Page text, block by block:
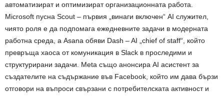
автоматизират и оптимизират организационната работа.
Microsoft пусна Scout – първия „винаги включен“ AI служител,
чиято роля е да подпомага ежедневните задачи в модерната
работна среда, а Asana обяви Dash – AI „chief of staff“, който
превръща хаоса от комуникация в Slack в проследими и
структурирани задачи. Meta също анонсира AI асистент за
създателите на съдържание във Facebook, който им дава бързи
отговори на въпроси свързани с потребителската активност и